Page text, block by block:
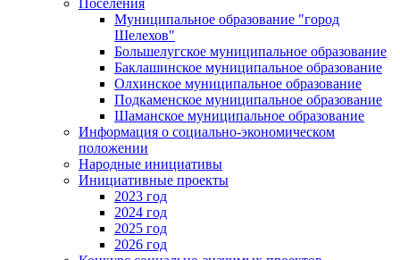
Муниципальное образование "город
Шелехов"
Большелугское муниципальное образование
Баклашинское муниципальное образование
Олхинское муниципальное образование
Подкаменское муниципальное образование
Шаманское муниципальное образование
Информация о социально-экономическом
положении
Народные инициативы
Инициативные проекты
2023 год
2024 год
2025 год
2026 год